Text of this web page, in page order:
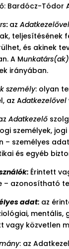
Bardócz-Tódor
: azAdatkezelővel
teljesítésének
és akinek
A Munkatárs(ak)
irányában.
személy: olyan
az Adatkezelővel
Adatkezelő
személyek,
– személyes
és egyéb
Érintett
– azonosítható
adat: az
vagy közvetlen
: az